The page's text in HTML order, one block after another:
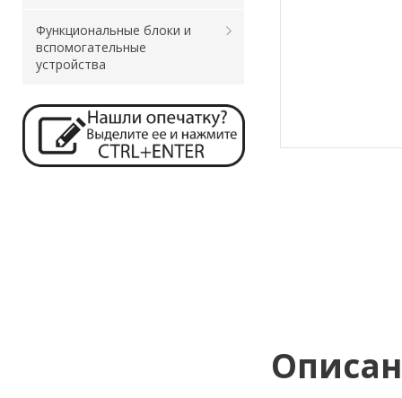
Функциональные блоки и
вспомогательные
устройства